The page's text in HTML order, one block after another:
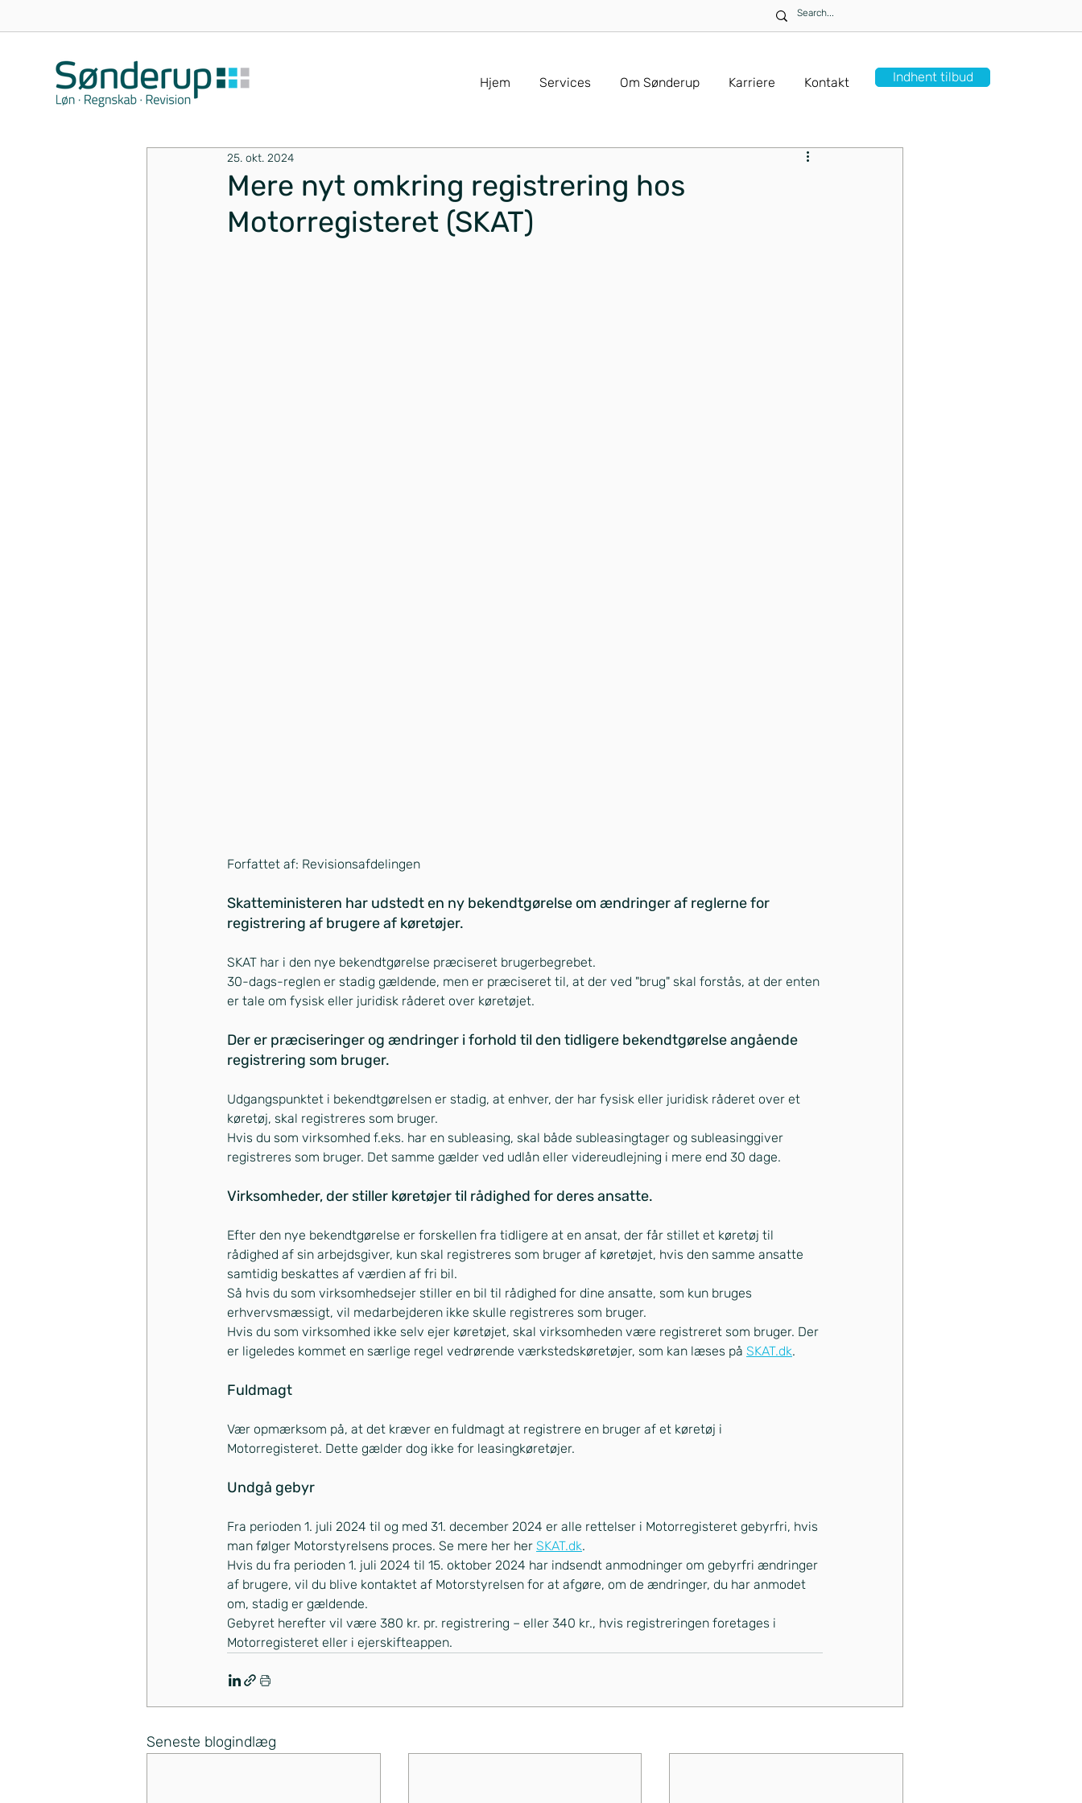
Hjem Services Om Sønderup Karriere Kontakt Indhent tilbud
Mere nyt omkring registrering hos
Motorregisteret (SKAT)
25. okt. 2024
Forfattet af: Revisionsafdelingen
Skatteministeren har udstedt en ny bekendtgørelse om ændringer af reglerne for
registrering af brugere af køretøjer.
SKAT har i den nye bekendtgørelse præciseret brugerbegrebet.
30-dags-reglen er stadig gældende, men er præciseret til, at der ved "brug" skal forstås, at der enten
er tale om fysisk eller juridisk råderet over køretøjet.
Der er præciseringer og ændringer i forhold til den tidligere bekendtgørelse angående
registrering som bruger.
Udgangspunktet i bekendtgørelsen er stadig, at enhver, der har fysisk eller juridisk råderet over et
køretøj, skal registreres som bruger.
Hvis du som virksomhed f.eks. har en subleasing, skal både subleasingtager og subleasinggiver
registreres som bruger. Det samme gælder ved udlån eller videreudlejning i mere end 30 dage.
Virksomheder, der stiller køretøjer til rådighed for deres ansatte.
Efter den nye bekendtgørelse er forskellen fra tidligere at en ansat, der får stillet et køretøj til
rådighed af sin arbejdsgiver, kun skal registreres som bruger af køretøjet, hvis den samme ansatte
samtidig beskattes af værdien af fri bil.
Så hvis du som virksomhedsejer stiller en bil til rådighed for dine ansatte, som kun bruges
erhvervsmæssigt, vil medarbejderen ikke skulle registreres som bruger.
Hvis du som virksomhed ikke selv ejer køretøjet, skal virksomheden være registreret som bruger. Der
er ligeledes kommet en særlige regel vedrørende værkstedskøretøjer, som kan læses på SKAT.dk.
Fuldmagt
Vær opmærksom på, at det kræver en fuldmagt at registrere en bruger af et køretøj i
Motorregisteret. Dette gælder dog ikke for leasingkøretøjer.
Undgå gebyr
Fra perioden 1. juli 2024 til og med 31. december 2024 er alle rettelser i Motorregisteret gebyrfri, hvis
man følger Motorstyrelsens proces. Se mere her her SKAT.dk.
Hvis du fra perioden 1. juli 2024 til 15. oktober 2024 har indsendt anmodninger om gebyrfri ændringer
af brugere, vil du blive kontaktet af Motorstyrelsen for at afgøre, om de ændringer, du har anmodet
om, stadig er gældende.
Gebyret herefter vil være 380 kr. pr. registrering – eller 340 kr., hvis registreringen foretages i
Motorregisteret eller i ejerskifteappen.
Seneste blogindlæg